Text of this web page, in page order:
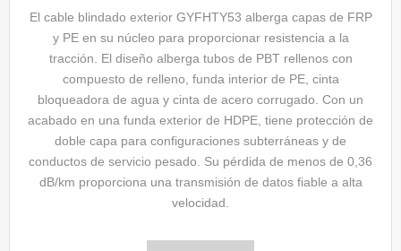
El cable GYXTP de OMC contiene un único tubo PBT que
contiene de 2 a 12 fibras. Su envoltura de hilo de vidrio y
cinta de acero que bloquea el agua proporciona resistencia
al agua y protección mecánica. Su resistencia a la tracción
de hasta 1200 N se debe a la funda de PE y a los cables de
acero enterrados en su interior. Es un cable de fibra óptica
blindado ideal para aplicaciones verticales y de corta
distancia en exteriores. El cable garantiza una transmisión
de señal estable incluso en condiciones climáticas adversas
o entornos de instalación complejos.